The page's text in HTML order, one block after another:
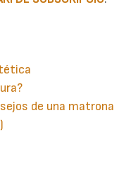
de una matrona